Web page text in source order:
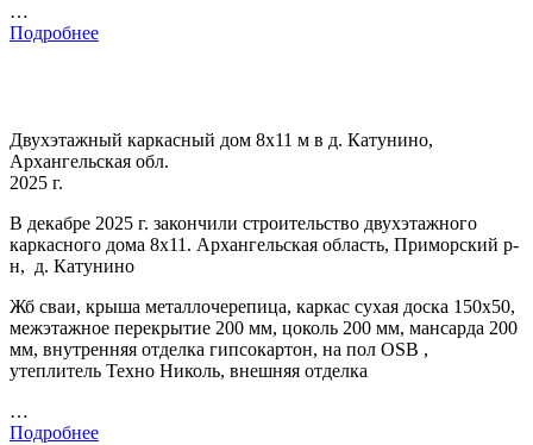
…
Подробнее
Двухэтажный каркасный дом 8х11 м в д. Катунино,
Архангельская обл.
2025 г.
В декабре 2025 г. закончили строительство двухэтажного
каркасного дома 8х11. Архангельская область, Приморский р-
н, д. Катунино
Жб сваи, крыша металлочерепица, каркас сухая доска 150х50,
межэтажное перекрытие 200 мм, цоколь 200 мм, мансарда 200
мм, внутренняя отделка гипсокартон, на пол OSB ,
утеплитель Техно Николь, внешняя отделка
…
Подробнее